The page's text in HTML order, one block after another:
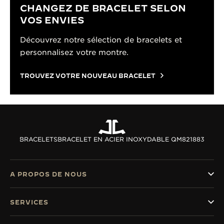
CHANGEZ DE BRACELET SELON
VOS ENVIES
Découvrez notre sélection de bracelets et
personnalisez votre montre.
TROUVEZ VOTRE NOUVEAU BRACELET
BRACELETSBRACELET EN ACIER INOXYDABLE QM821883
A PROPOS DE NOUS
SERVICES